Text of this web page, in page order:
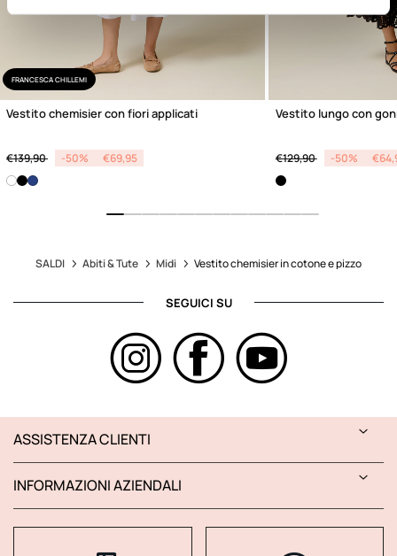
FRANCESCA CHILLEMI
Vestito chemisier con fiori applicati
Price reduced from
€139,90 to -50% €69,95
Vestito lungo con
Price reduced from
€129,90 to -50%
SALDI Abiti & Tute Midi Vestito chemisier in cotone e pizzo
SEGUICI SU
ASSISTENZA CLIENTI
INFORMAZIONI AZIENDALI